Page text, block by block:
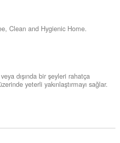
Clean and Hygienic Home.
dışında bir şeyleri rahatça
yeterli yakınlaştırmayı sağlar.